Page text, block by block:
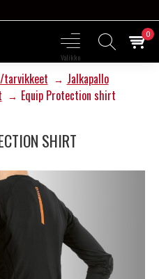
0
tarvikkeet
Jalkapallo
Equip Protection shirt
SHIRT